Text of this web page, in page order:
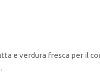
e verdura fresca per il